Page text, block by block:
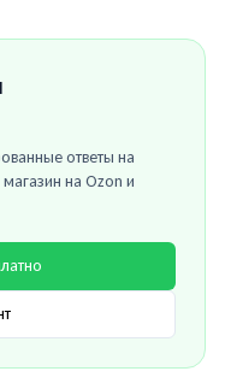
ответы на
на Ozon и